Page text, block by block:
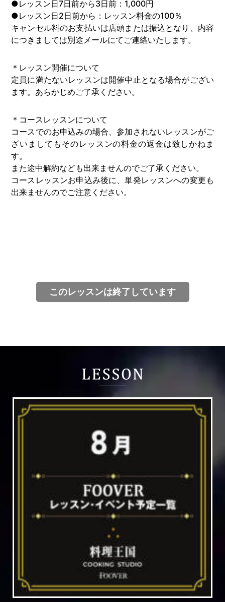
●レッスン日7日前から3日前：1,000円
●レッスン日2日前から：レッスン料金の100％
キャンセル料のお支払いは店頭または振込となり、内容
につきましては別途メールにてご連絡いたします。
＊レッスン開催について
定員に満たないレッスンは開催中止となる場合がござい
ます。あらかじめご了承ください。
＊コースレッスンについて
コースでのお申込みの場合、参加されないレッスンがご
ざいましてもそのレッスンの料金の返金は致しかねま
す。
また途中解約なども出来ませんのでご了承ください。
コースレッスンお申込み後に、単発レッスンへの変更も
出来ませんのでご注意ください。
このレッスンは終了しています